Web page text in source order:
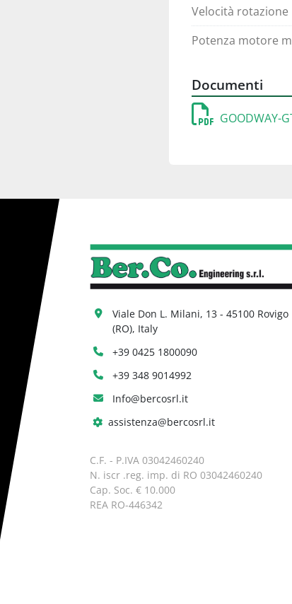
Velocità rotazione
Potenza motore
Documenti
GOODWAY-
Viale Don L. Milani, 13 - 45100 Rovigo
(RO), Italy
+39 0425 1800090
+39 348 9014992
Info@bercosrl.it
assistenza@bercosrl.it
C.F. - P.IVA 03042460240
N. iscr .reg. imp. di RO 03042460240
Cap. Soc. € 10.000
REA RO-446342